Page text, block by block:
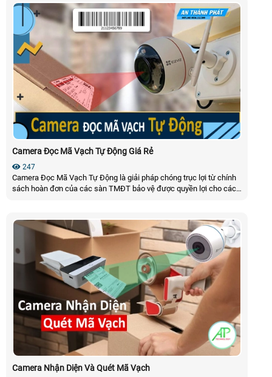
nhé
Camera Đọc Mã Vạch Tự Động Giá Rẻ
247
Camera Đọc Mã Vạch Tự Động là giải pháp chóng trục lợi từ chính
sách hoàn đơn của các sàn TMĐT bảo vệ được quyền lợi cho các
nhanh trên phần mềm Quản Lý Đơn Hàng của AN THÀNH PHÁT
đảm bảo thao tác đóng gói nhanh và không bị dáng đoạn
Camera Nhận Diện Và Quét Mã Vạch